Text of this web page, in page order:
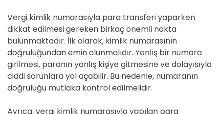
Vergi kimlik numarasıyla para transferi yaparken
dikkat edilmesi gereken birkaç önemli nokta
bulunmaktadır. İlk olarak, kimlik numarasının
doğruluğundan emin olunmalıdır. Yanlış bir numara
girilmesi, paranın yanlış kişiye gitmesine ve dolayısıyla
ciddi sorunlara yol açabilir. Bu nedenle, numaranın
doğruluğu mutlaka kontrol edilmelidir.
Ayrıca, vergi kimlik numarasıyla yapılan para